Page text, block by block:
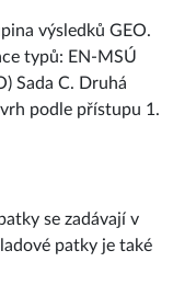
výsledků GEO.
typů: EN-MSÚ
Sada C. Druhá
podle přístupu 1.
se zadávají v
patky je také